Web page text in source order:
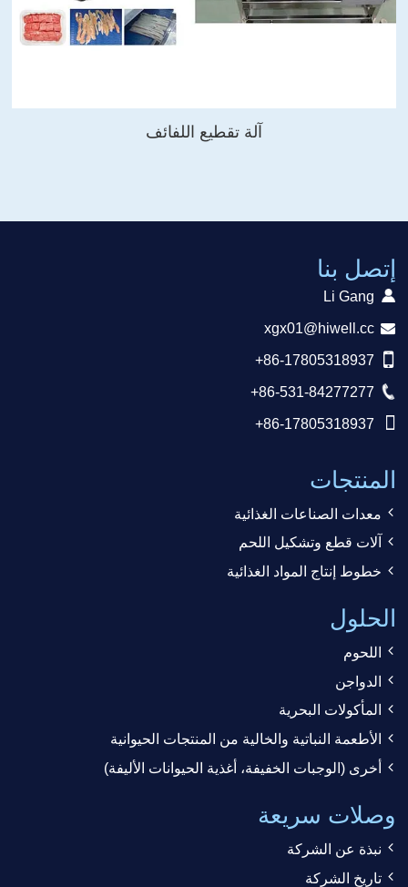
آلة تقطيع اللفائف
إتصل بنا
Li Gang
xgx01@hiwell.cc
+86-17805318937
+86-531-84277277
+86-17805318937
المنتجات
معدات الصناعات الغذائية
آلات قطع وتشكيل اللحم
خطوط إنتاج المواد الغذائية
الحلول
اللحوم
الدواجن
المأكولات البحرية
الأطعمة النباتية والخالية من المنتجات الحيوانية
أخرى (الوجبات الخفيفة، أغذية الحيوانات الأليفة)
وصلات سريعة
نبذة عن الشركة
تاريخ الشركة